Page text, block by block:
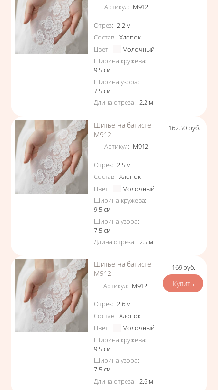
Артикул: М912
Характеристики
Отрез: 2.2 м
Состав: Хлопок
Цвет:
Молочный
Ширина кружева:
9.5см
Ширина узора:
7.5см
Длина отреза: 2.2 м
Шитье на батисте
М912
Артикул: М912
Характеристики
Отрез: 2.5 м
Состав: Хлопок
Цвет:
Молочный
Ширина кружева:
9.5см
Ширина узора:
7.5см
Длина отреза: 2.5 м
Цена
162.50 руб.
Шитье на батисте
М912
Артикул: М912
Характеристики
Отрез: 2.6 м
Состав: Хлопок
Цвет:
Молочный
Ширина кружева:
9.5см
Ширина узора:
7.5см
Длина отреза: 2.6 м
Цена
169 руб.